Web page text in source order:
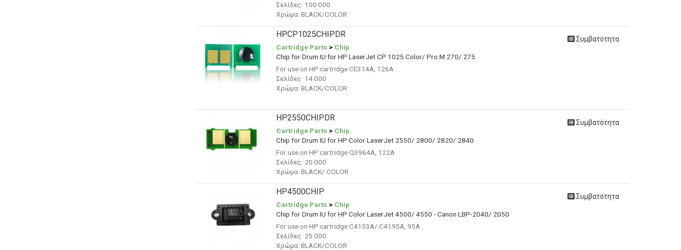
Σελίδες: 100.000
Χρώμα: BLACK/COLOR
HPCP1025CHIPDR
Cartridge Parts > Chip
Chip for Drum IU for HP LaserJet CP 1025 Color/ Pro M 270/ 275
For use on HP cartridge CE314A, 126A
Σελίδες: 14.000
Χρώμα: BLACK/COLOR
Συμβατότητα
HP2550CHIPDR
Cartridge Parts > Chip
Chip for Drum IU for HP Color LaserJet 2550/ 2800/ 2820/ 2840
For use on HP cartridge Q3964A, 122A
Σελίδες: 20.000
Χρώμα: BLACK/ COLOR
Συμβατότητα
HP4500CHIP
Cartridge Parts > Chip
Chip for Drum IU for HP Color LaserJet 4500/ 4550 - Canon LBP-2040/ 2050
For use on HP cartridge C4153A/ C4195A, 95A
Σελίδες: 25.000
Χρώμα: BLACK/COLOR
Συμβατότητα